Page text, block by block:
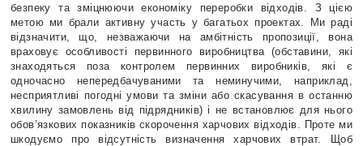
безпеку та зміцнюючи економіку переробки відходів. З цією
метою ми брали активну участь у багатьох проектах. Ми раді
відзначити, що, незважаючи на амбітність пропозиції, вона
враховує особливості первинного виробництва (обставини, які
знаходяться поза контролем первинних виробників, які є
одночасно непередбачуваними та неминучими, наприклад,
несприятливі погодні умови та зміни або скасування в останню
хвилину замовлень від підрядників) і не встановлює для нього
обов’язкових показників скорочення харчових відходів. Проте ми
шкодуємо про відсутність визначення харчових втрат. Щоб